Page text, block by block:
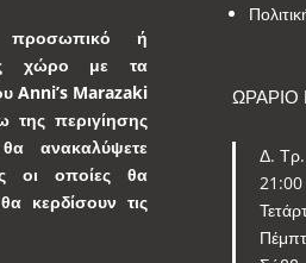
προσωπικό ή
χώρο με τα
Anni’s Marazaki
της περιγίησης
ανακαλύψετε
οι οποίες θα
κερδίσουν τις
Δ.
21:00